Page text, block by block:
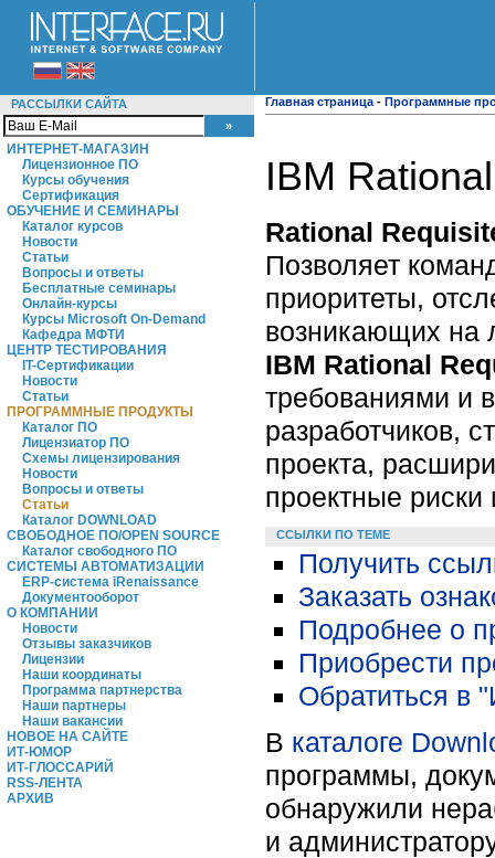
РАССЫЛКИ САЙТА
ИНТЕРНЕТ-МАГАЗИН
Лицензионное ПО
Курсы обучения
Сертификация
ОБУЧЕНИЕ И СЕМИНАРЫ
Каталог курсов
Новости
Статьи
Вопросы и ответы
Бесплатные семинары
Онлайн-курсы
Курсы Microsoft On-Demand
Кафедра МФТИ
ЦЕНТР ТЕСТИРОВАНИЯ
IT-Сертификации
Новости
Статьи
ПРОГРАММНЫЕ ПРОДУКТЫ
Каталог ПО
Лицензиатор ПО
Схемы лицензирования
Новости
Вопросы и ответы
Статьи
Каталог DOWNLOAD
СВОБОДНОЕ ПО/OPEN SOURCE
Каталог свободного ПО
СИСТЕМЫ АВТОМАТИЗАЦИИ
ERP-система iRenaissance
Документооборот
О КОМПАНИИ
Новости
Отзывы заказчиков
Лицензии
Наши координаты
Программа партнерства
Наши партнеры
Наши вакансии
НОВОЕ НА САЙТЕ
ИТ-ЮМОР
ИТ-ГЛОССАРИЙ
RSS-ЛЕНТА
АРХИВ
Главная страница - Программные
IBM
Rational
Позволяет
приоритеты,
возникающих на
IBM Rational
требованиями и
разработчиков,
проекта,
проектные
ССЫЛКИ ПО ТЕМЕ
Получить
Заказать
Подробнее о
Приобрести
Обратиться в
В каталоге
программы,
обнаружили
и